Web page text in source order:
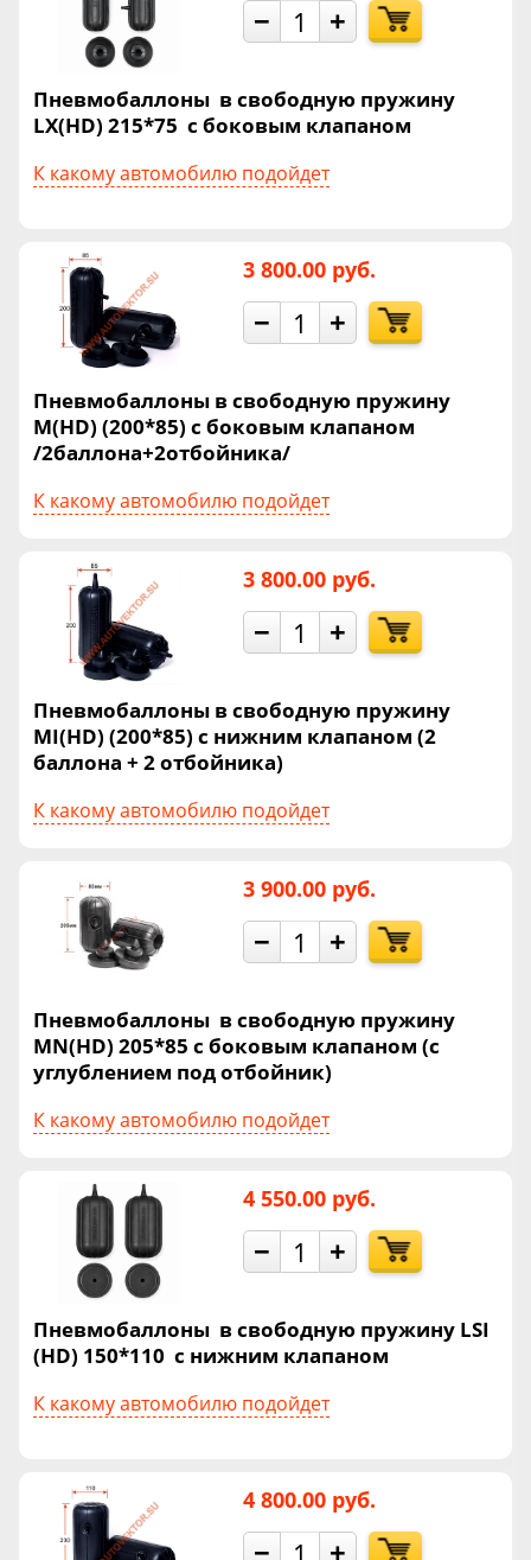
− +
Пневмобаллоны в свободную пружину
LX(HD) 215*75 с боковым клапаном
К какому автомобилю подойдет
3 800.00 руб.
− +
Пневмобаллоны в свободную пружину
M(HD) (200*85) с боковым клапаном
/2баллона+2отбойника/
К какому автомобилю подойдет
3 800.00 руб.
− +
Пневмобаллоны в свободную пружину
MI(HD) (200*85) с нижним клапаном (2
баллона + 2 отбойника)
К какому автомобилю подойдет
3 900.00 руб.
− +
Пневмобаллоны в свободную пружину
MN(HD) 205*85 с боковым клапаном (с
углублением под отбойник)
К какому автомобилю подойдет
4 550.00 руб.
− +
Пневмобаллоны в свободную пружину LSI
(HD) 150*110 с нижним клапаном
К какому автомобилю подойдет
4 800.00 руб.